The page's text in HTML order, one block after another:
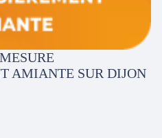
AMIANTE SUR DIJON